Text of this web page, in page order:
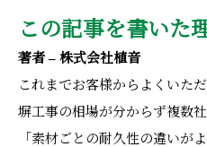
この記事を書いた
著者 – 株式会社植音
これまでお客様からよくいた
塀工事の相場が分からず複数
「素材ごとの耐久性の違いが